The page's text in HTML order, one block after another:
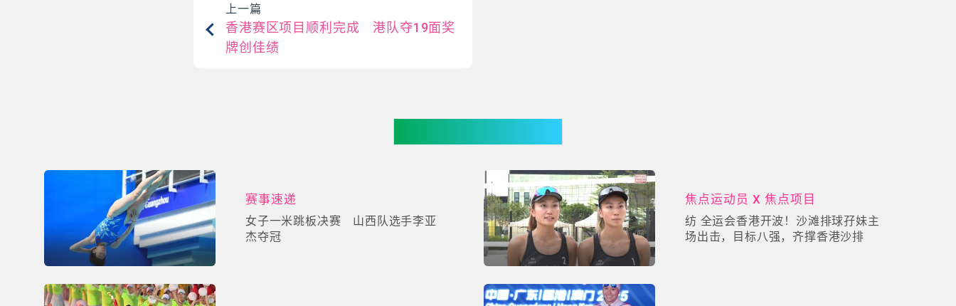
上一篇
香港赛区项目顺利完成 港队夺19面奖
牌创佳绩
赛事速递
女子一米跳板决赛 山西队选手李亚
杰夺冠
焦点运动员 X 焦点项目
纺 全运会香港开波！沙滩排球孖妹主
场出击，目标八强，齐撑香港沙排